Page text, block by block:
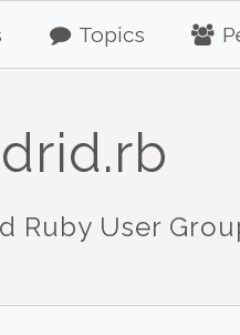
Topics
Ruby User